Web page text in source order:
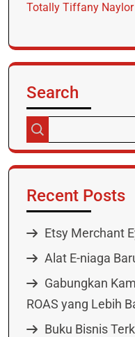
Totally Tiffany
Search
Recent Posts
Etsy Merchant
Alat E-niaga
Gabungkan
ROAS yang Lebih
Buku Bisnis